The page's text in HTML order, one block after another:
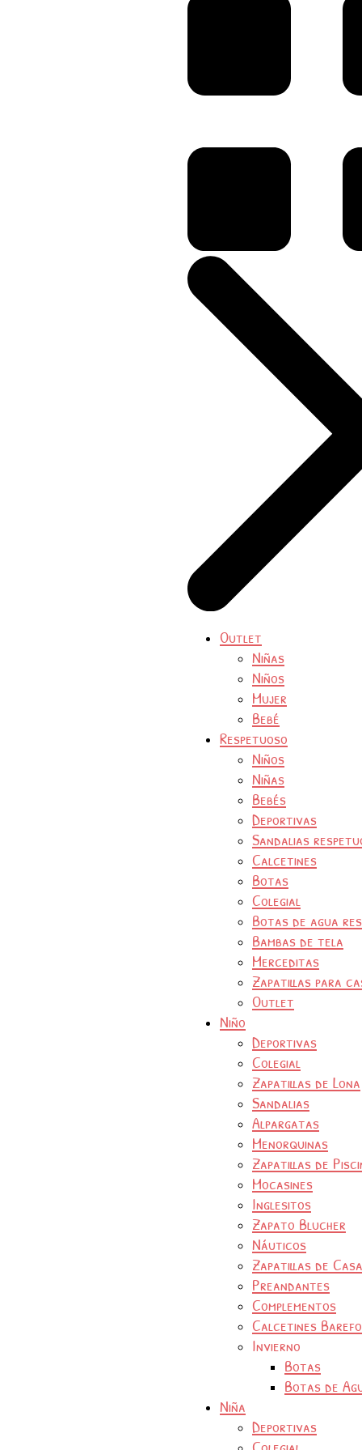
Outlet
Niñas
Niños
Mujer
Bebé
Respetuoso
Niños
Niñas
Bebés
Deportivas
Sandalias
Calcetines
Botas
Colegial
Botas de agua
Bambas de tela
Merceditas
Zapatillas para
Outlet
Niño
Deportivas
Colegial
Zapatillas de Lona
Sandalias
Alpargatas
Menorquinas
Zapatillas de
Mocasines
Inglesitos
Zapato Blucher
Náuticos
Zapatillas de Casa
Preandantes
Complementos
Calcetines
Invierno
Botas
Botas de
Niña
Deportivas